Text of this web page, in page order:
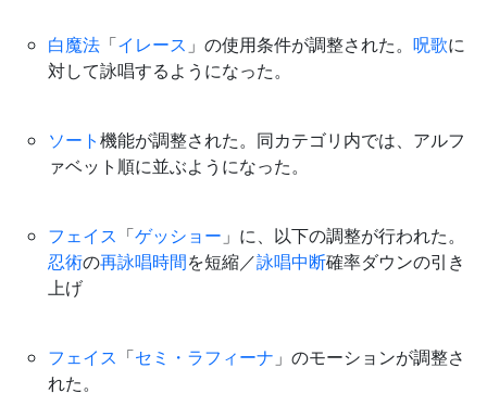
白魔法 「イレース 」の使用条件が調整された。 呪歌に
対して詠唱するようになった。
ソート機能が調整された。同カテゴリ内では、アルフ
ァベット順に並ぶようになった。
フェイス 「ゲッショー 」に、以下の調整が行われた。
忍術の再詠唱時間を短縮／詠唱中断確率ダウンの引き
上げ
フェイス 「セミ・ラフィーナ 」のモーションが調整さ
れた。